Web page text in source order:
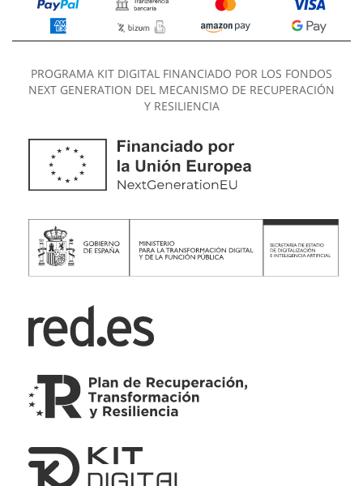
PROGRAMA KIT DIGITAL FINANCIADO POR LOS FONDOS
NEXT GENERATION DEL MECANISMO DE RECUPERACIÓN
Y RESILIENCIA